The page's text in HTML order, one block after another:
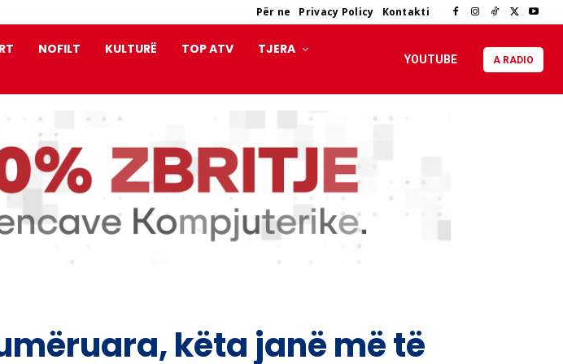
Për ne Privacy Policy Kontakti
NOFILT KULTURË TOP ATV TJERA
YOUTUBE A RADIO
këta janë më të